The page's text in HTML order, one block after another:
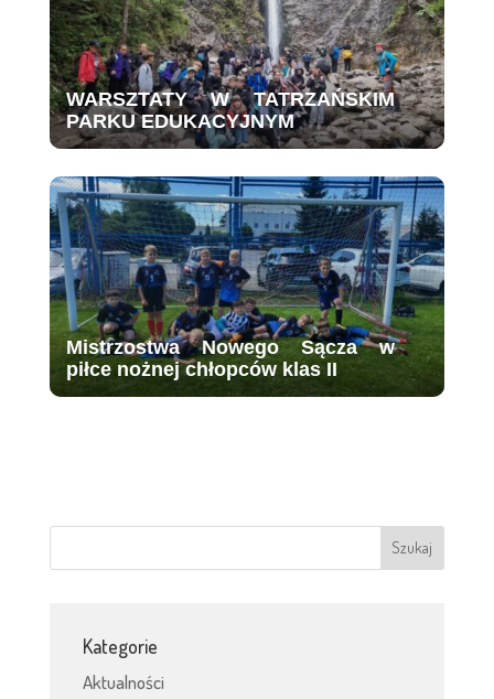
WARSZTATY W TATRZAŃSKIM
PARKU EDUKACYJNYM
Mistrzostwa Nowego Sącza w
piłce nożnej chłopców klas II
Kategorie
Aktualności